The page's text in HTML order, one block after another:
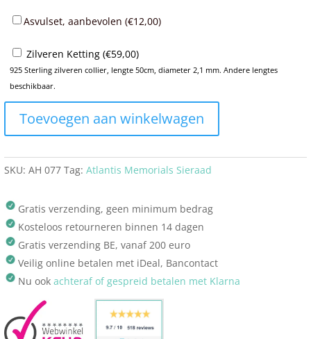
Asvulset, aanbevolen (€12,00)
Zilveren Ketting (€59,00)
925 Sterling zilveren collier, lengte 50cm, diameter 2,1 mm. Andere lengtes
beschikbaar.
Toevoegen aan winkelwagen
SKU: AH 077 Tag: Atlantis Memorials Sieraad
Gratis verzending, geen minimum bedrag
Kosteloos retourneren binnen 14 dagen
Gratis verzending BE, vanaf 200 euro
Veilig online betalen met iDeal, Bancontact
Nu ook achteraf of gespreid betalen met Klarna